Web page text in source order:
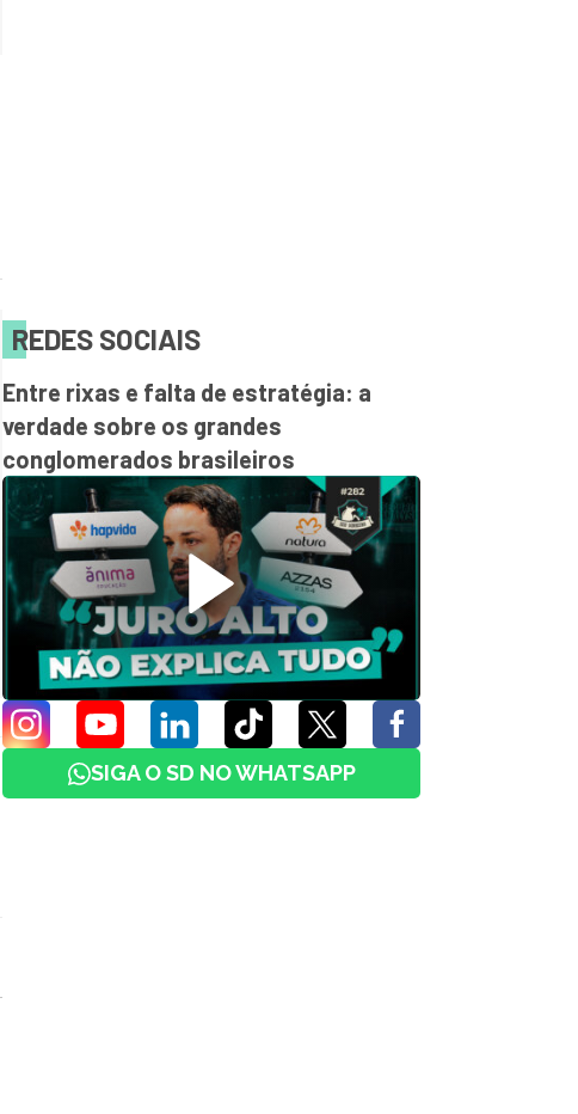
REDES SOCIAIS
Entre rixas e falta de estratégia: a
verdade sobre os grandes
conglomerados brasileiros
SIGA O SD NO WHATSAPP